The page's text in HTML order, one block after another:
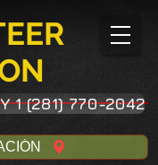
1 (281) 770-2042